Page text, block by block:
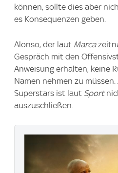
können, sollte dies aber
es Konsequenzen geben.
Alonso, der laut Marca
Gespräch mit den
Anweisung erhalten, keine
Namen nehmen zu
Superstars ist laut Sport
auszuschließen.